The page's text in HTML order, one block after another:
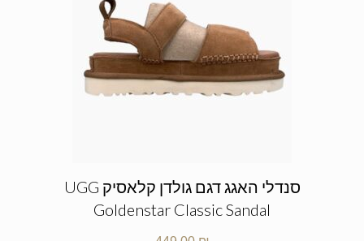
סנדלי האגג דגם גולדן קלאסיק UGG
Goldenstar Classic Sandal